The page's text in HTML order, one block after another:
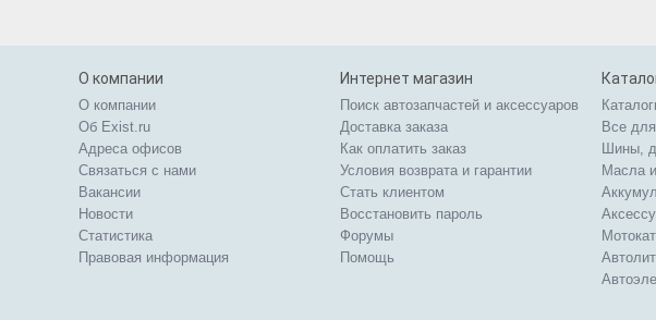
О компании
О компании
Об Exist.ru
Адреса офисов
Связаться с нами
Вакансии
Новости
Статистика
Правовая информация
Интернет магазин
Поиск автозапчастей и аксессуаров
Доставка заказа
Как оплатить заказ
Условия возврата и гарантии
Стать клиентом
Восстановить пароль
Форумы
Помощь
Все
Шины,
Масла